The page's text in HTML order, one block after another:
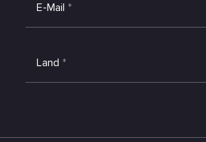
E-Mail *
Land *